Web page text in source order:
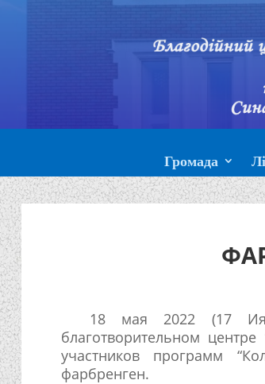
Громада
18 мая 2022 (17
благотворительном
участников программ
фарбренген.